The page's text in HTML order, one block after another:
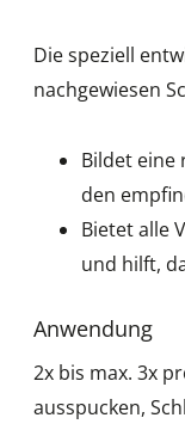
Die speziell
nachgewiesen
Bildet eine
den
Bietet alle
und hilft,
Anwendung
2x bis max. 3x
ausspucken,